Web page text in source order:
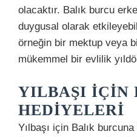
olacaktır. Balık burcu
duygusal olarak
örneğin bir mektup veya
mükemmel bir evlilik
YILBAŞI İÇIN
HEDIYELERI
Yılbaşı için Balık